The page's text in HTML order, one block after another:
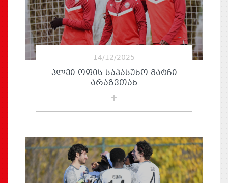
14/12/2025
ᲞᲚᲔᲘ-ᲝᲤᲘᲡ ᲡᲐᲞᲐᲡᲣᲮᲝ ᲛᲐᲢᲩᲘ
ᲐᲠᲐᲒᲕᲗᲐᲜ